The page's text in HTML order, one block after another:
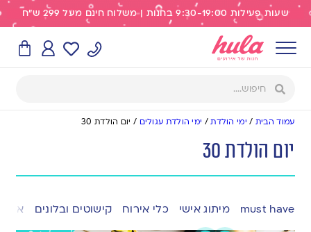
שעות פעילות 9:30-19:00 בחנות | משלוח חינם מעל 299 ש"ח
עמוד הבית / ימי הולדת/ ימי הולדת עגולים / יום הולדת 30
יום הולדת 30
must have מיתוג אישי כלי אירוח קישוטים ובלונים